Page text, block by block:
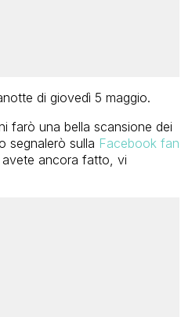
di giovedì 5 maggio.
farò una bella scansione dei
segnalerò sulla Facebook fan
avete ancora fatto, vi